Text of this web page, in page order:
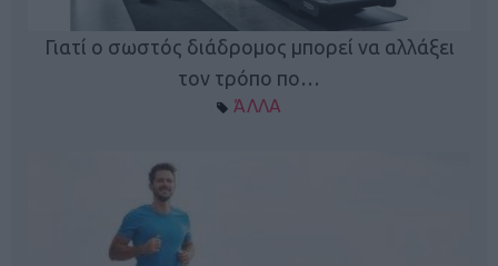
Γιατί ο σωστός διάδρομος μπορεί να αλλάξει
τον τρόπο πο…
ΆΛΛΑ